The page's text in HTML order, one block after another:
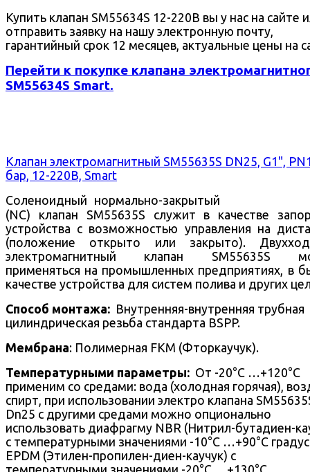
Купить клапан SM55634S 12-220В вы у нас на сайте
отправить заявку на нашу электронную почту,
гарантийный срок 12 месяцев, актуальные цены на
Перейти к покупке клапана
SM55634S Smart.
Клапан электромагнитный SM55635S DN25, G1",
бар, 12-220В, Smart
Соленоидный нормально-закрытый
(NC) клапан SM55635S служит в качестве
устройства с возможностью управления на
(положение открыто или закрыто).
электромагнитный клапан SM55635S
применяться на промышленных предприятиях, в
качестве устройства для систем полива и других
Способ монтажа: Внутренняя-внутренняя трубная
цилиндрическая резьба стандарта BSPP.
Мембрана: Полимерная FKM (Фторкаучук).
Температурными параметры: От -20°С …+120°С
применим со средами: вода (холодная горячая),
спирт, при использовании электро клапана
Dn25 с другими средами можно опционально
использовать диафрагму NBR (Нитрил-бутадиен-
с температурными значениями -10°С …+90°С
EPDM (Этилен-пропилен-диен-каучук) c
температурными значениями -20°С …+130°С.